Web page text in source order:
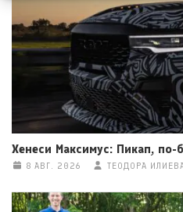
Хенеси Максимус: Пикап,
8 АВГ. 2026 ТЕОДОРА